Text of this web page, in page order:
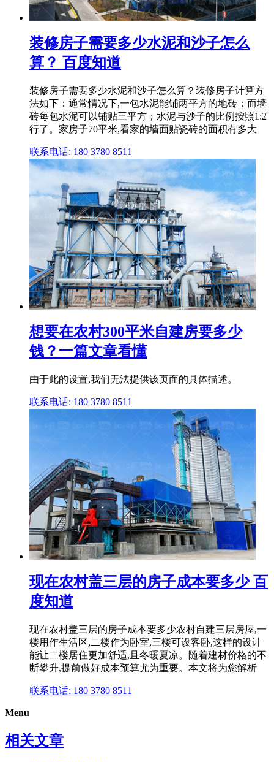
装修房子需要多少水泥和沙子怎么
算？ 百度知道
装修房子需要多少水泥和沙子怎么算？装修房子计算方
法如下：通常情况下,一包水泥能铺两平方的地砖；而墙
砖每包水泥可以铺贴三平方；水泥与沙子的比例按照1:2
行了。家房子70平米,看家的墙面贴瓷砖的面积有多大
联系电话: 180 3780 8511
想要在农村300平米自建房要多少
钱？一篇文章看懂
由于此的设置,我们无法提供该页面的具体描述。
联系电话: 180 3780 8511
现在农村盖三层的房子成本要多少 百
度知道
现在农村盖三层的房子成本要多少农村自建三层房屋,一
楼用作生活区,二楼作为卧室,三楼可设客卧,这样的设计
能让二楼居住更加舒适,且冬暖夏凉。随着建材价格的不
断攀升,提前做好成本预算尤为重要。本文将为您解析
联系电话: 180 3780 8511
Menu
相关文章